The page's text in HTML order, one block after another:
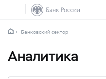
Банковский сектор
Аналитика